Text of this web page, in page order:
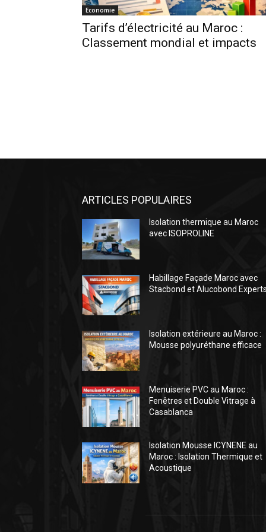
Economie
Tarifs d’électricité au Maroc :
Classement mondial et impacts
ARTICLES POPULAIRES
Isolation thermique au Maroc
avec ISOPROLINE
Habillage Façade Maroc avec
Stacbond et Alucobond
Isolation extérieure au Maroc :
Mousse polyuréthane efficace
Menuiserie PVC au Maroc :
Fenêtres et Double Vitrage à
Casablanca
Isolation Mousse ICYNENE au
Maroc : Isolation Thermique et
Acoustique